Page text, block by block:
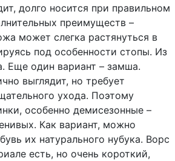
долго носится при правильном
преимуществ –
может слегка растянуться в
под особенности стопы. Из
Еще один вариант – замша.
выглядит, но требует
ухода. Поэтому
особенно демисезонные –
Как вариант, можно
их натурального нубука. Ворс
есть, но очень короткий,